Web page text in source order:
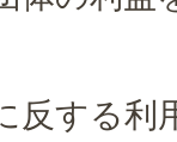
反する利